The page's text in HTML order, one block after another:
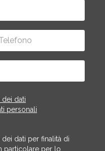
dati
personali
dati per finalità di
particolare per lo